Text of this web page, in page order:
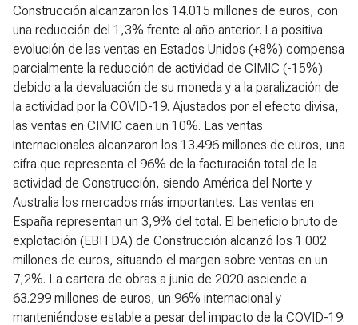
Construcción alcanzaron los 14.015 millones de euros, con
una reducción del 1,3% frente al año anterior. La positiva
evolución de las ventas en Estados Unidos (+8%) compensa
parcialmente la reducción de actividad de CIMIC (-15%)
debido a la devaluación de su moneda y a la paralización de
la actividad por la COVID-19. Ajustados por el efecto divisa,
las ventas en CIMIC caen un 10%. Las ventas
internacionales alcanzaron los 13.496 millones de euros, una
cifra que representa el 96% de la facturación total de la
actividad de Construcción, siendo América del Norte y
Australia los mercados más importantes. Las ventas en
España representan un 3,9% del total. El beneficio bruto de
explotación (EBITDA) de Construcción alcanzó los 1.002
millones de euros, situando el margen sobre ventas en un
7,2%. La cartera de obras a junio de 2020 asciende a
63.299 millones de euros, un 96% internacional y
manteniéndose estable a pesar del impacto de la COVID-19.